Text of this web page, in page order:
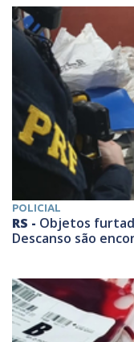
POLICIAL
RS - Objetos
Descanso são